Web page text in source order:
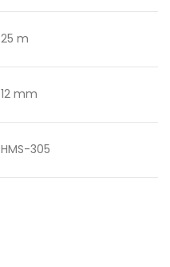
25 m
12 mm
HMS-305